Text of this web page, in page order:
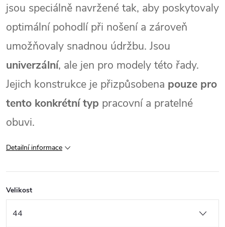
jsou speciálně navržené tak, aby poskytovaly
optimální pohodlí při nošení a zároveň
umožňovaly snadnou údržbu. Jsou
univerzální, ale jen pro modely této řady.
Jejich konstrukce je přizpůsobena pouze pro
tento konkrétní typ pracovní a pratelné
obuvi.
Detailní informace
Velikost